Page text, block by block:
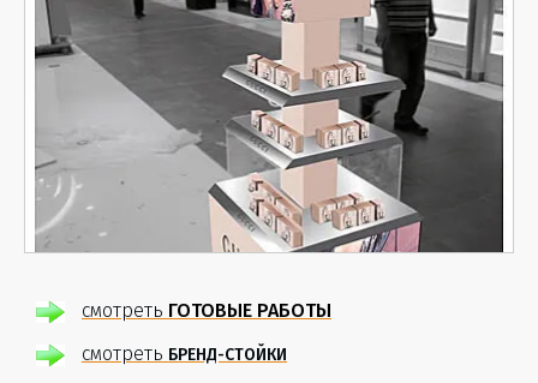
смотреть ГОТОВЫЕ РАБОТЫ
смотреть БРЕНД-СТОЙКИ